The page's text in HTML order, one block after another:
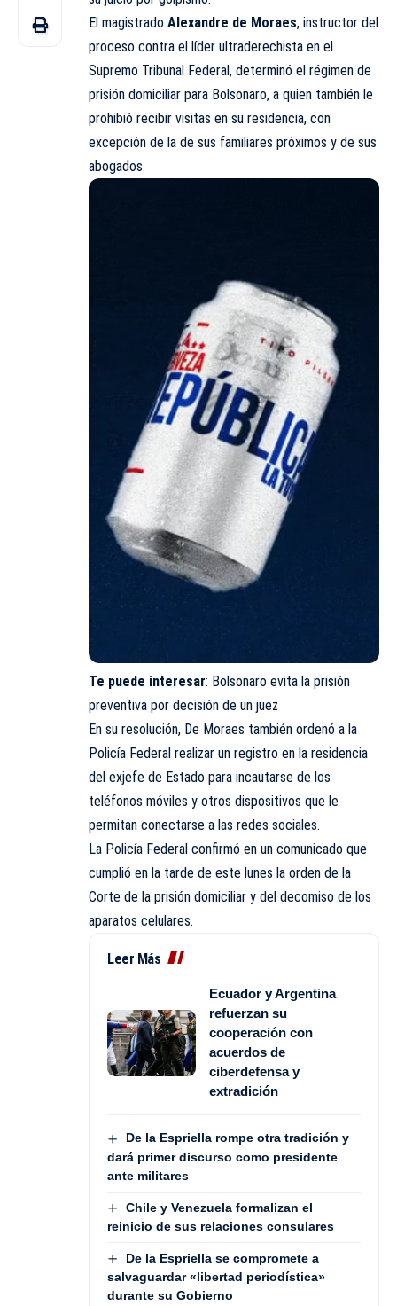
El magistrado Alexandre de Moraes, instructor del
proceso contra el líder ultraderechista en el
Supremo Tribunal Federal, determinó el régimen de
prisión domiciliar para Bolsonaro, a quien también le
prohibió recibir visitas en su residencia, con
excepción de la de sus familiares próximos y de sus
abogados.
Te puede interesar: Bolsonaro evita la prisión
preventiva por decisión de un juez
En su resolución, De Moraes también ordenó a la
Policía Federal realizar un registro en la residencia
del exjefe de Estado para incautarse de los
teléfonos móviles y otros dispositivos que le
permitan conectarse a las redes sociales.
La Policía Federal confirmó en un comunicado que
cumplió en la tarde de este lunes la orden de la
Corte de la prisión domiciliar y del decomiso de los
aparatos celulares.
Leer Más
Ecuador y Argentina
refuerzan su
cooperación con
acuerdos de
ciberdefensa y
extradición
De la Espriella rompe otra tradición y
dará primer discurso como presidente
ante militares
Chile y Venezuela formalizan el
reinicio de sus relaciones consulares
De la Espriella se compromete a
salvaguardar «libertad periodística»
durante su Gobierno